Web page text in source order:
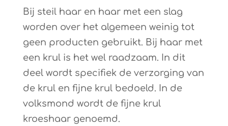
Bij steil haar en haar met een slag
worden over het algemeen weinig tot
geen producten gebruikt. Bij haar met
een krul is het wel raadzaam. In dit
deel wordt specifiek de verzorging van
de krul en fijne krul bedoeld. In de
volksmond wordt de fijne krul
kroeshaar genoemd.